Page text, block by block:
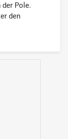
Pole.
den